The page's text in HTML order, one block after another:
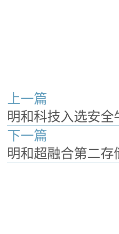
上一篇
明和科技入选安
下一篇
明和超融合第二